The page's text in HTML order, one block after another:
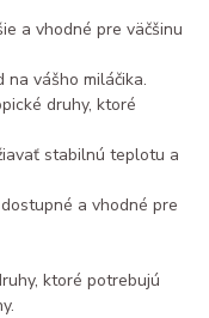
a vhodné pre väčšinu
vášho miláčika.
druhy, ktoré
stabilnú teplotu a
a vhodné pre
ktoré potrebujú